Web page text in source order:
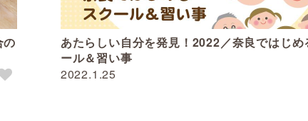
の
2022.1.25
あたらしい自分を発見！2022／奈良ではじめ
ール＆習い事